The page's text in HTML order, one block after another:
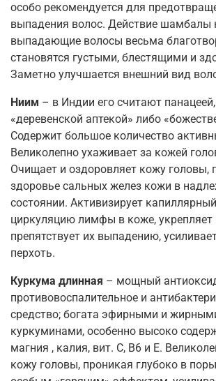
особо рекомендуется для
выпадения волос. Действие шамбалы
выпадающие волосы весьма
становятся густыми, блестящими и
Заметно улучшается внешний вид
Ниим – в Индии его считают
«деревенской аптекой» либо
Содержит большое количество
Великолепно ухаживает за кожей
Очищает и оздоровляет кожу головы,
здоровье сальных желез кожи в
состоянии. Активизирует
циркуляцию лимфы в коже, укрепляет
препятствует их выпадению,
перхоть.
Куркума длинная – мощный
противовоспалительное и
средство; богата эфирными и
куркуминами, особенно высоко
магния , калия, вит. С, В6 и Е.
кожу головы, проникая глубоко в